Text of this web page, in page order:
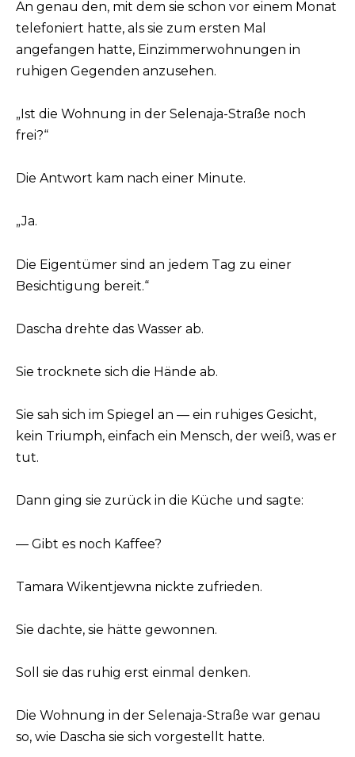
An genau den, mit dem sie schon vor einem Monat
telefoniert hatte, als sie zum ersten Mal
angefangen hatte, Einzimmerwohnungen in
ruhigen Gegenden anzusehen.
„Ist die Wohnung in der Selenaja-Straße noch
frei?“
Die Antwort kam nach einer Minute.
„Ja.
Die Eigentümer sind an jedem Tag zu einer
Besichtigung bereit.“
Dascha drehte das Wasser ab.
Sie trocknete sich die Hände ab.
Sie sah sich im Spiegel an — ein ruhiges Gesicht,
kein Triumph, einfach ein Mensch, der weiß, was er
tut.
Dann ging sie zurück in die Küche und sagte:
— Gibt es noch Kaffee?
Tamara Wikentjewna nickte zufrieden.
Sie dachte, sie hätte gewonnen.
Soll sie das ruhig erst einmal denken.
Die Wohnung in der Selenaja-Straße war genau
so, wie Dascha sie sich vorgestellt hatte.